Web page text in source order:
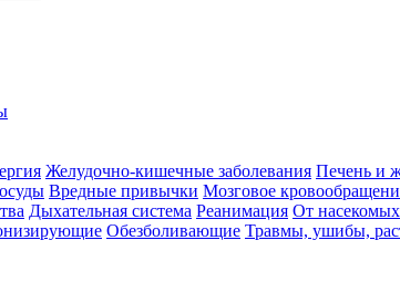
Желудочно-кишечные заболевания Печень и
Вредные привычки Мозговое
Дыхательная система Реанимация От насекомых
Обезболивающие Травмы, ушибы,